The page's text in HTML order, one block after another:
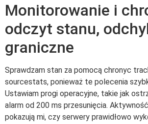
Monitorowanie i
odczyt stanu,
graniczne
Sprawdzam stan za pomocą chronyc
sourcestats, ponieważ te polecenia
Ustawiam progi operacyjne, takie jak
alarm od 200 ms przesunięcia.
pokazują mi, czy serwery prawidłowo